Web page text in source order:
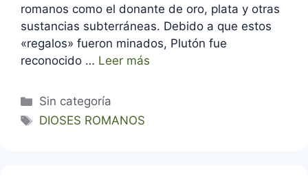
romanos como el donante de oro, plata y otras
sustancias subterráneas. Debido a que estos
«regalos» fueron minados, Plutón fue
reconocido … Leer más
Categorías
Sin categoría
Etiquetas
DIOSES ROMANOS